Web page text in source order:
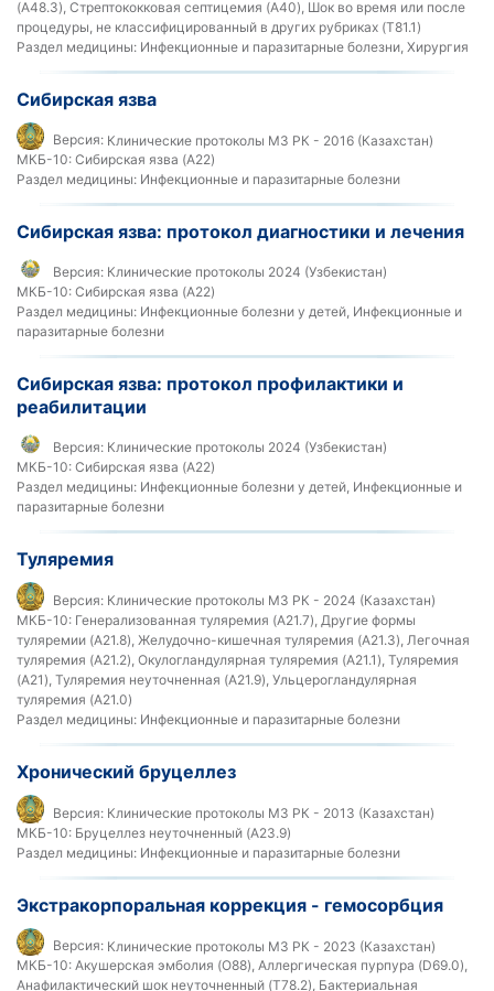
(A48.3), Стрептококковая септицемия (A40), Шок во время или после
процедуры, не классифицированный в других рубриках (T81.1)
Раздел медицины: Инфекционные и паразитарные болезни, Хирургия
Сибирская язва
Версия: Клинические протоколы МЗ РК - 2016 (Казахстан)
МКБ-10: Сибирская язва (A22)
Раздел медицины: Инфекционные и паразитарные болезни
Сибирская язва: протокол диагностики и лечения
Версия: Клинические протоколы 2024 (Узбекистан)
МКБ-10: Сибирская язва (A22)
Раздел медицины: Инфекционные болезни у детей, Инфекционные и
паразитарные болезни
Сибирская язва: протокол профилактики и
реабилитации
Версия: Клинические протоколы 2024 (Узбекистан)
МКБ-10: Сибирская язва (A22)
Раздел медицины: Инфекционные болезни у детей, Инфекционные и
паразитарные болезни
Туляремия
Версия: Клинические протоколы МЗ РК - 2024 (Казахстан)
МКБ-10: Генерализованная туляремия (A21.7), Другие формы
туляремии (A21.8), Желудочно-кишечная туляремия (A21.3), Легочная
туляремия (A21.2), Окулогландулярная туляремия (A21.1), Туляремия
(A21), Туляремия неуточненная (A21.9), Ульцерогландулярная
туляремия (A21.0)
Раздел медицины: Инфекционные и паразитарные болезни
Хронический бруцеллез
Версия: Клинические протоколы МЗ РК - 2013 (Казахстан)
МКБ-10: Бруцеллез неуточненный (A23.9)
Раздел медицины: Инфекционные и паразитарные болезни
Экстракорпоральная коррекция - гемосорбция
Версия: Клинические протоколы МЗ РК - 2023 (Казахстан)
МКБ-10: Акушерская эмболия (O88), Аллергическая пурпура (D69.0),
Анафилактический шок неуточненный (T78.2), Бактериальная